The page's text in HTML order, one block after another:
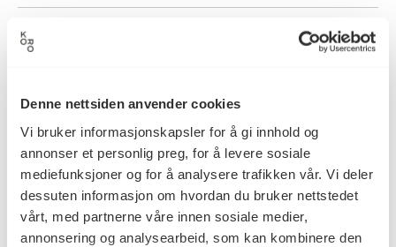
Denne nettsiden anvender cookies
Vi bruker informasjonskapsler for å gi innhold og
annonser et personlig preg, for å levere sosiale
mediefunksjoner og for å analysere trafikken vår. Vi deler
dessuten informasjon om hvordan du bruker nettstedet
vårt, med partnerne våre innen sosiale medier,
annonsering og analysearbeid, som kan kombinere den
Kategori
Teknikk og
Utskjært og limt bjørk og merbau
Mål
Diameter: 200cm